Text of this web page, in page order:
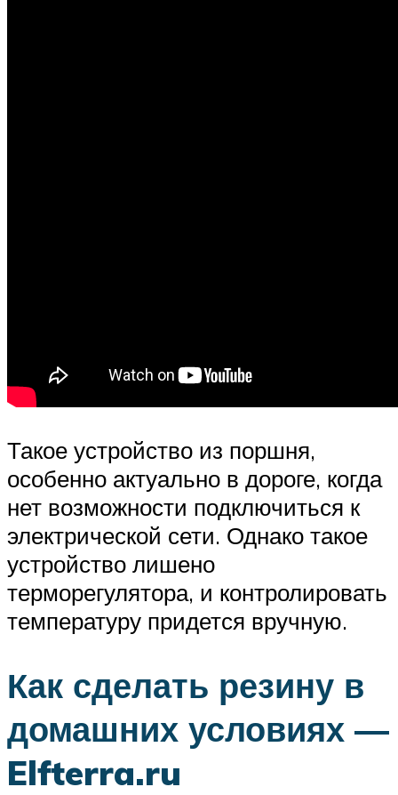
Такое устройство из поршня,
особенно актуально в дороге, когда
нет возможности подключиться к
электрической сети. Однако такое
устройство лишено
терморегулятора, и контролировать
температуру придется вручную.
Как сделать резину в
домашних условиях —
Elfterra.ru